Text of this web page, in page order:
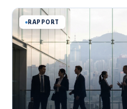
RAPPORT